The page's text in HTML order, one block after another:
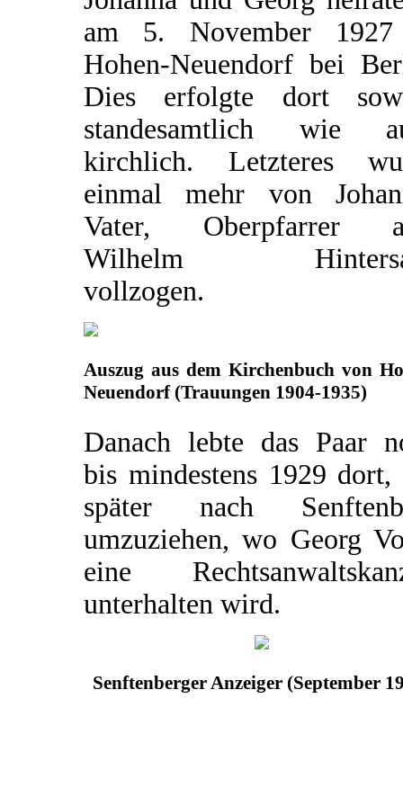
am 5. November
Hohen-Neuendorf bei
Dies erfolgte dort
standesamtlich wie
kirchlich. Letzteres
einmal mehr von
Vater, Oberpfarrer
Wilhelm
vollzogen.
Auszug aus dem Kirchenbuch von
Neuendorf (Trauungen 1904-1935)
Danach lebte das Paar
bis mindestens 1929 dort,
später nach
umzuziehen, wo Georg
eine
unterhalten wird.
Senftenberger Anzeiger (September